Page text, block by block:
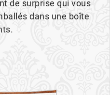
de surprise qui vous
dans une boîte